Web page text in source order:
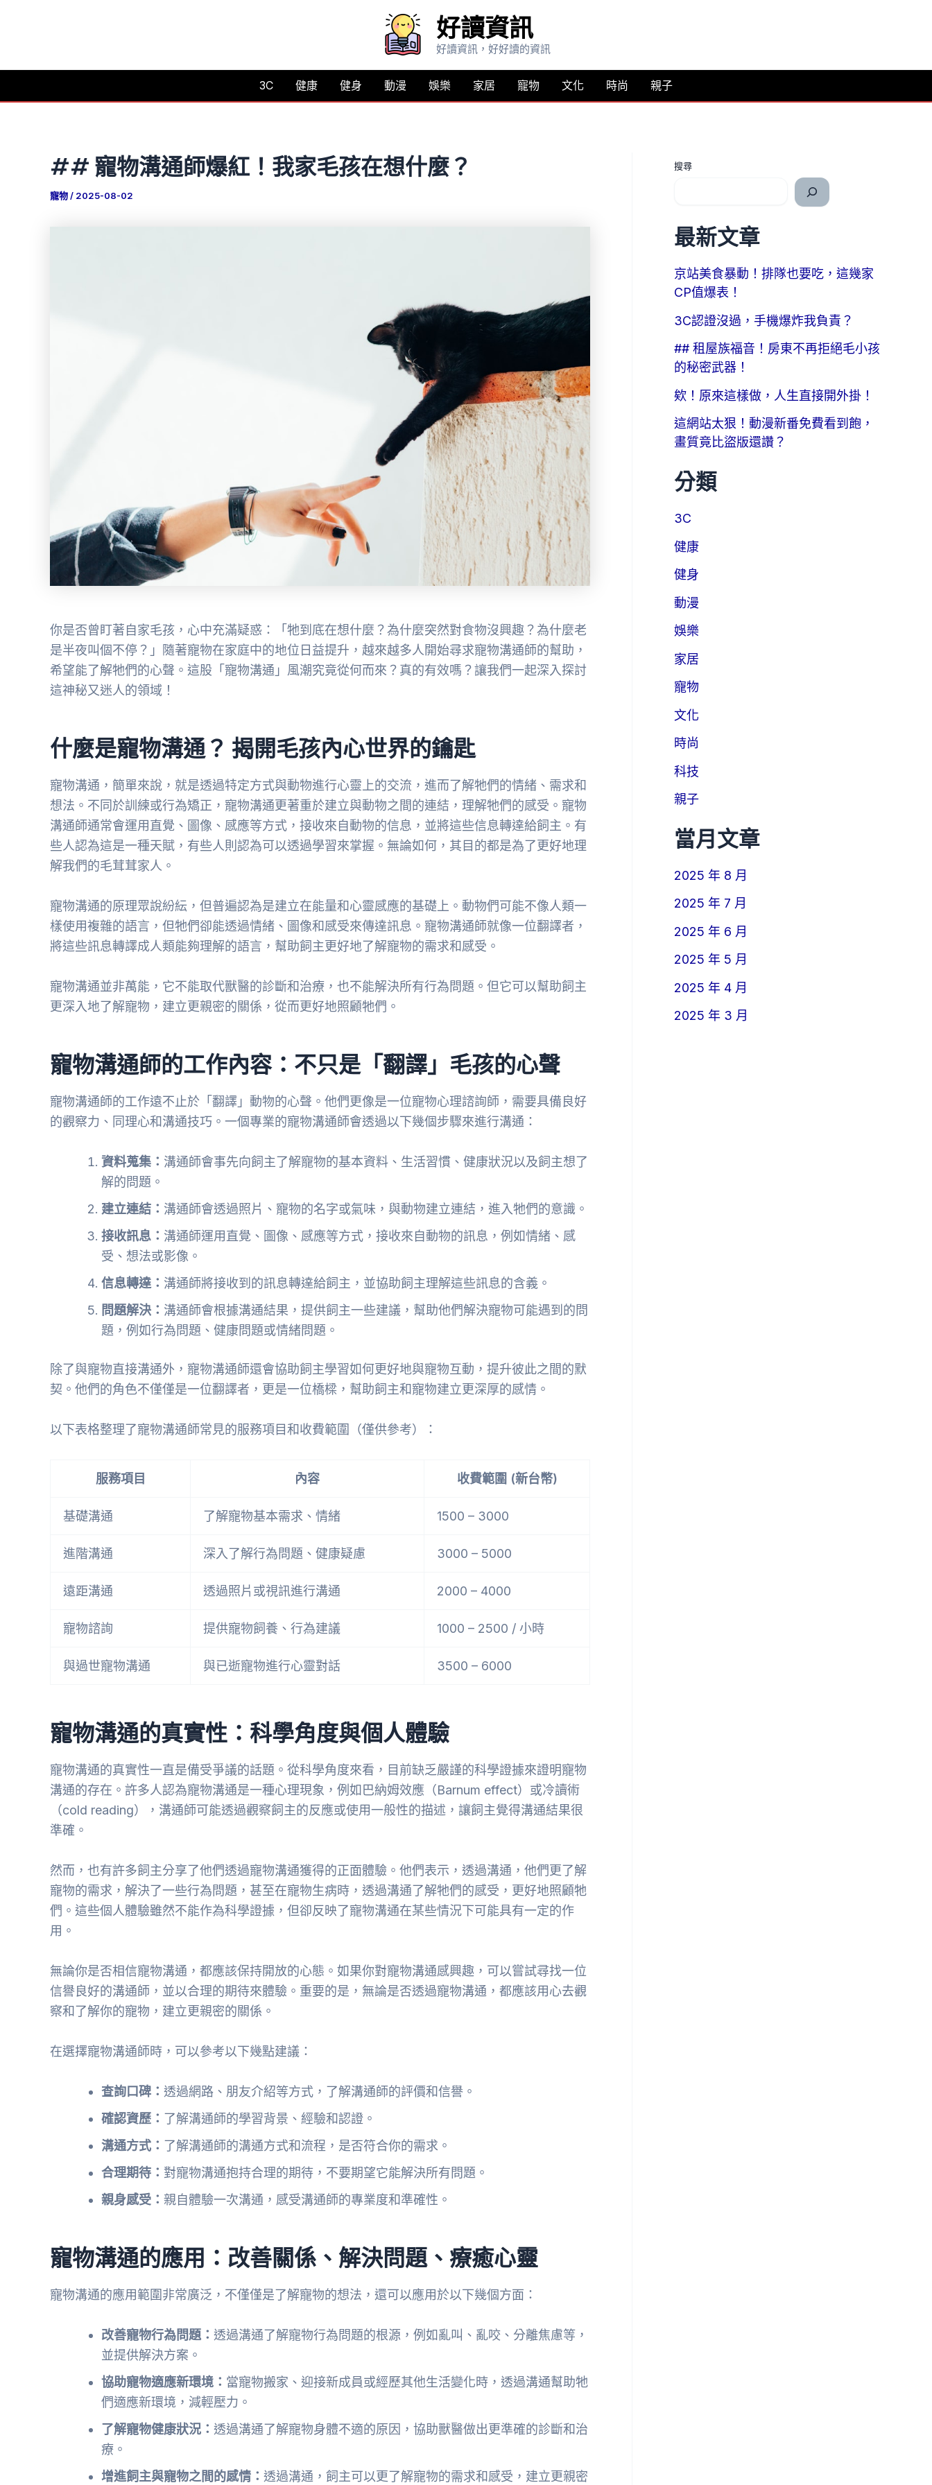
要
好讀資訊
好讀資訊，好好讀的資訊
3C 健康 健身 動漫 娛樂 家居 寵物 文化 時尚 親子
## 寵物溝通師爆紅！我家毛孩在想什麼？
寵物/ 2025-08-02
你是否曾盯著自家毛孩，心中充滿疑惑：「牠到底在想什麼？為什麼突然對食物沒興趣？為什麼老
是半夜叫個不停？」隨著寵物在家庭中的地位日益提升，越來越多人開始尋求寵物溝通師的幫助，
希望能了解牠們的心聲。這股「寵物溝通」風潮究竟從何而來？真的有效嗎？讓我們一起深入探討
這神秘又迷人的領域！
什麼是寵物溝通？ 揭開毛孩內心世界的鑰匙
寵物溝通，簡單來說，就是透過特定方式與動物進行心靈上的交流，進而了解牠們的情緒、需求和
想法。不同於訓練或行為矯正，寵物溝通更著重於建立與動物之間的連結，理解牠們的感受。寵物
溝通師通常會運用直覺、圖像、感應等方式，接收來自動物的信息，並將這些信息轉達給飼主。有
些人認為這是一種天賦，有些人則認為可以透過學習來掌握。無論如何，其目的都是為了更好地理
解我們的毛茸茸家人。
寵物溝通的原理眾說紛紜，但普遍認為是建立在能量和心靈感應的基礎上。動物們可能不像人類一
樣使用複雜的語言，但牠們卻能透過情緒、圖像和感受來傳達訊息。寵物溝通師就像一位翻譯者，
將這些訊息轉譯成人類能夠理解的語言，幫助飼主更好地了解寵物的需求和感受。
寵物溝通並非萬能，它不能取代獸醫的診斷和治療，也不能解決所有行為問題。但它可以幫助飼主
更深入地了解寵物，建立更親密的關係，從而更好地照顧牠們。
寵物溝通師的工作內容：不只是「翻譯」毛孩的心聲
寵物溝通師的工作遠不止於「翻譯」動物的心聲。他們更像是一位寵物心理諮詢師，需要具備良好
的觀察力、同理心和溝通技巧。一個專業的寵物溝通師會透過以下幾個步驟來進行溝通：
資料蒐集： 溝通師會事先向飼主了解寵物的基本資料、生活習慣、健康狀況以及飼主想了
解的問題。
建立連結： 溝通師會透過照片、寵物的名字或氣味，與動物建立連結，進入牠們的意識。
接收訊息： 溝通師運用直覺、圖像、感應等方式，接收來自動物的訊息，例如情緒、感
受、想法或影像。
信息轉達： 溝通師將接收到的訊息轉達給飼主，並協助飼主理解這些訊息的含義。
問題解決： 溝通師會根據溝通結果，提供飼主一些建議，幫助他們解決寵物可能遇到的問
題，例如行為問題、健康問題或情緒問題。
除了與寵物直接溝通外，寵物溝通師還會協助飼主學習如何更好地與寵物互動，提升彼此之間的默
契。他們的角色不僅僅是一位翻譯者，更是一位橋樑，幫助飼主和寵物建立更深厚的感情。
以下表格整理了寵物溝通師常見的服務項目和收費範圍（僅供參考）：
服務項目 內容 收費範圍 (新台幣)
基礎溝通 了解寵物基本需求、情緒 1500 – 3000
進階溝通 深入了解行為問題、健康疑慮 3000 – 5000
遠距溝通 透過照片或視訊進行溝通 2000 – 4000
寵物諮詢 提供寵物飼養、行為建議 1000 – 2500 / 小時
與過世寵物溝通 與已逝寵物進行心靈對話 3500 – 6000
寵物溝通的真實性：科學角度與個人體驗
寵物溝通的真實性一直是備受爭議的話題。從科學角度來看，目前缺乏嚴謹的科學證據來證明寵物
溝通的存在。許多人認為寵物溝通是一種心理現象，例如巴納姆效應（Barnum effect）或冷讀術
（cold reading），溝通師可能透過觀察飼主的反應或使用一般性的描述，讓飼主覺得溝通結果很
準確。
然而，也有許多飼主分享了他們透過寵物溝通獲得的正面體驗。他們表示，透過溝通，他們更了解
寵物的需求，解決了一些行為問題，甚至在寵物生病時，透過溝通了解牠們的感受，更好地照顧牠
們。這些個人體驗雖然不能作為科學證據，但卻反映了寵物溝通在某些情況下可能具有一定的作
用。
無論你是否相信寵物溝通，都應該保持開放的心態。如果你對寵物溝通感興趣，可以嘗試尋找一位
信譽良好的溝通師，並以合理的期待來體驗。重要的是，無論是否透過寵物溝通，都應該用心去觀
察和了解你的寵物，建立更親密的關係。
在選擇寵物溝通師時，可以參考以下幾點建議：
查詢口碑： 透過網路、朋友介紹等方式，了解溝通師的評價和信譽。
確認資歷： 了解溝通師的學習背景、經驗和認證。
溝通方式： 了解溝通師的溝通方式和流程，是否符合你的需求。
合理期待： 對寵物溝通抱持合理的期待，不要期望它能解決所有問題。
親身感受： 親自體驗一次溝通，感受溝通師的專業度和準確性。
寵物溝通的應用：改善關係、解決問題、療癒心靈
寵物溝通的應用範圍非常廣泛，不僅僅是了解寵物的想法，還可以應用於以下幾個方面：
改善寵物行為問題： 透過溝通了解寵物行為問題的根源，例如亂叫、亂咬、分離焦慮等，
並提供解決方案。
協助寵物適應新環境： 當寵物搬家、迎接新成員或經歷其他生活變化時，透過溝通幫助牠
們適應新環境，減輕壓力。
了解寵物健康狀況： 透過溝通了解寵物身體不適的原因，協助獸醫做出更準確的診斷和治
療。
增進飼主與寵物之間的感情： 透過溝通，飼主可以更了解寵物的需求和感受，建立更親密
搜尋
最新文章
京站美食暴動！排隊也要吃，這幾家
CP值爆表！
3C認證沒過，手機爆炸我負責？
## 租屋族福音！房東不再拒絕毛小孩
的秘密武器！
欸！原來這樣做，人生直接開外掛！
這網站太狠！動漫新番免費看到飽，
畫質竟比盜版還讚？
分類
3C
健康
健身
動漫
娛樂
家居
寵物
文化
時尚
科技
親子
當月文章
2025 年 8 月
2025 年 7 月
2025 年 6 月
2025 年 5 月
2025 年 4 月
2025 年 3 月